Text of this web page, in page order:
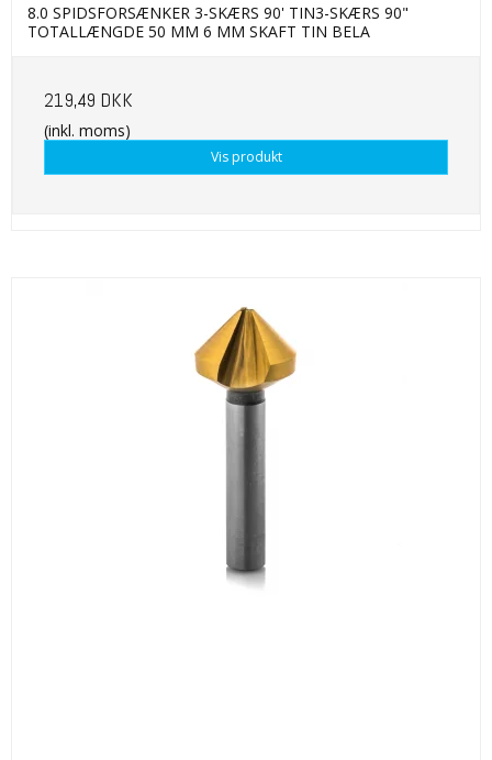
8.0 SPIDSFORSÆNKER 3-SKÆRS 90' TIN3-SKÆRS 90"
TOTALLÆNGDE 50 MM 6 MM SKAFT TIN BELA
219,49 DKK
(inkl. moms)
Vis produkt